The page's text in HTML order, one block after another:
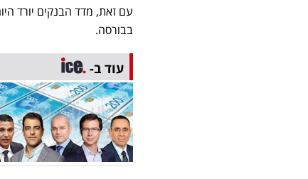
בבורסה.
עוד ב-